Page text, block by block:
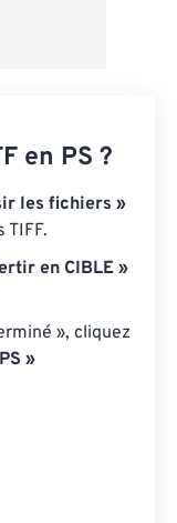
en PS ?
les fichiers »
en CIBLE »
», cliquez
»